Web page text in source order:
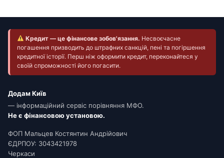
Кредит — це фінансове зобов'язання. Несвоєчасне
погашення призводить до штрафних санкцій, пені та погіршення
кредитної історії. Перш ніж оформити кредит, переконайтеся у
своїй спроможності його погасити.
Додам Київ
— інформаційний сервіс порівняння МФО.
Не є фінансовою установою.
ФОП Мальцев Костянтин Андрійович
ЄДРПОУ: 3043421978
Черкаси